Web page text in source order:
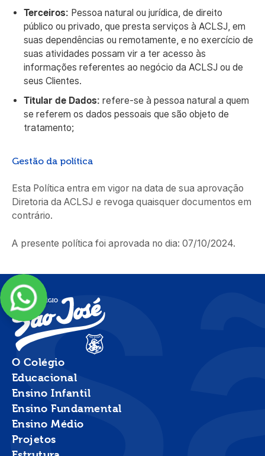
Terceiros: Pessoa natural ou jurídica, de direito
público ou privado, que presta serviços à ACLSJ, em
suas dependências ou remotamente, e no exercício de
suas atividades possam vir a ter acesso às
informações referentes ao negócio da ACLSJ ou de
seus Clientes.
Titular de Dados: refere-se à pessoa natural a quem
se referem os dados pessoais que são objeto de
tratamento;
Gestão da política
Esta Política entra em vigor na data de sua aprovação
Diretoria da ACLSJ e revoga quaisquer documentos em
contrário.
A presente política foi aprovada no dia: 07/10/2024.
O Colégio
Educacional
Ensino Infantil
Ensino Fundamental
Ensino Médio
Projetos